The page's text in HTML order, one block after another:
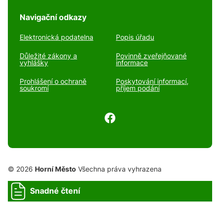
Navigační odkazy
Elektronická podatelna Popis úřadu
Důležité zákony a
vyhlášky
Povinně zveřejňované
informace
Prohlášení o ochraně
soukromí
Poskytování informací,
příjem podání
© 2026 Horní Město Všechna práva vyhrazena
Snadné čtení